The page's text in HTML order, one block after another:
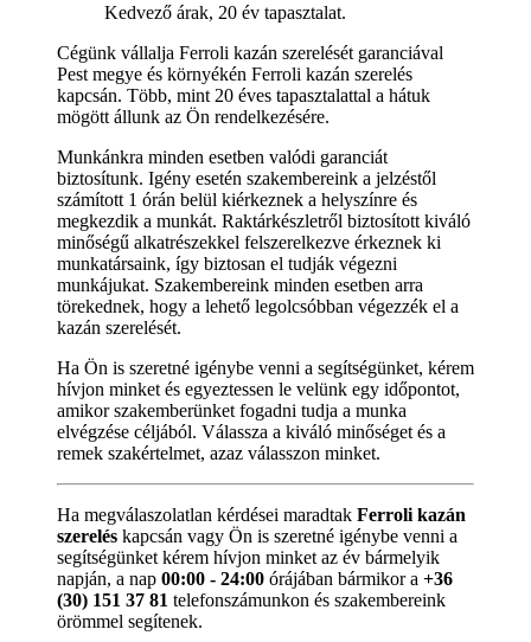
Kedvező árak, 20 év tapasztalat.
Cégünk vállalja Ferroli kazán szerelését garanciával
Pest megye és környékén Ferroli kazán szerelés
kapcsán. Több, mint 20 éves tapasztalattal a hátuk
mögött állunk az Ön rendelkezésére.
Munkánkra minden esetben valódi garanciát
biztosítunk. Igény esetén szakembereink a jelzéstől
számított 1 órán belül kiérkeznek a helyszínre és
megkezdik a munkát. Raktárkészletről biztosított kiváló
minőségű alkatrészekkel felszerelkezve érkeznek ki
munkatársaink, így biztosan el tudják végezni
munkájukat. Szakembereink minden esetben arra
törekednek, hogy a lehető legolcsóbban végezzék el a
kazán szerelését.
Ha Ön is szeretné igénybe venni a segítségünket, kérem
hívjon minket és egyeztessen le velünk egy időpontot,
amikor szakemberünket fogadni tudja a munka
elvégzése céljából. Válassza a kiváló minőséget és a
remek szakértelmet, azaz válasszon minket.
Ha megválaszolatlan kérdései maradtak Ferroli kazán
szerelés kapcsán vagy Ön is szeretné igénybe venni a
segítségünket kérem hívjon minket az év bármelyik
napján, a nap 00:00 - 24:00 órájában bármikor a +36
(30) 151 37 81 telefonszámunkon és szakembereink
örömmel segítenek.